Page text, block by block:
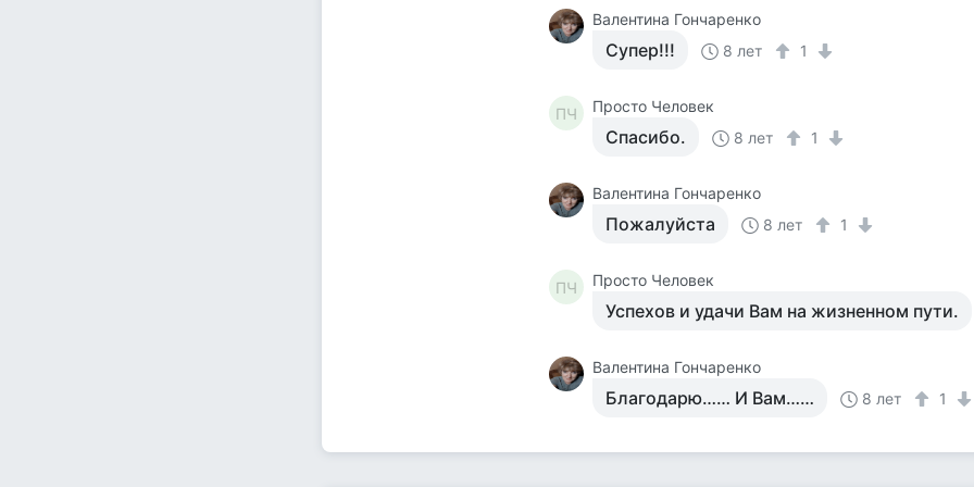
Валентина Гончаренко
Супер!!! 8 лет 1
ПЧ Просто Человек
Спасибо. 8 лет 1
Валентина Гончаренко
Пожалуйста 8 лет 1
ПЧ Просто Человек
Успехов и удачи Вам на жизненном пути.
Валентина Гончаренко
Благодарю…… И Вам…… 8 лет 1